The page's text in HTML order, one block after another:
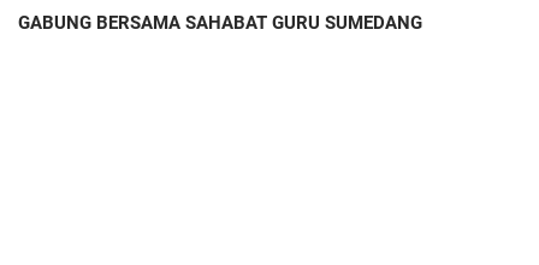
GABUNG BERSAMA SAHABAT GURU SUMEDANG